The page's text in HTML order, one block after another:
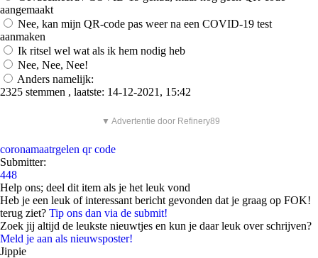
aangemaakt
Nee, kan mijn QR-code pas weer na een COVID-19 test
aanmaken
Ik ritsel wel wat als ik hem nodig heb
Nee, Nee, Nee!
Anders namelijk:
2325 stemmen , laatste: 14-12-2021, 15:42
▼ Advertentie door Refinery89
coronamaatrgelen qr code
Submitter:
448
Help ons; deel dit item als je het leuk vond
Heb je een leuk of interessant bericht gevonden dat je graag op FOK!
terug ziet? Tip ons dan via de submit!
Zoek jij altijd de leukste nieuwtjes en kun je daar leuk over schrijven?
Meld je aan als nieuwsposter!
Jippie